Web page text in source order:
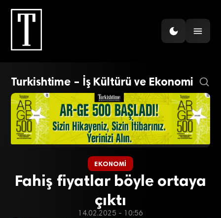
Turkishtime – İş Kültürü ve Ekonomi
EKONOMI
Fahiş fiyatlar böyle ortaya
çıktı
14.02.2025 - 10:56